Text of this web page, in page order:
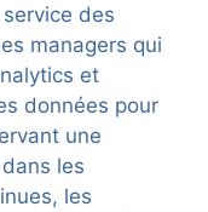
des
managers qui
et
données pour
une
les
les